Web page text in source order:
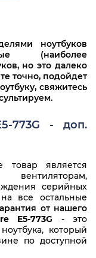
ноутбуков
(наиболее
но это далеко
точно, подойдет
свяжитесь
773G - доп.
является
серийных
все остальные
от нашего
E5-773G - это
который
по доступной